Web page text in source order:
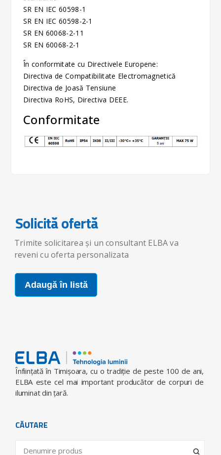
SR EN IEC 60598-1
SR EN IEC 60598-2-1
SR EN 60068-2-11
SR EN 60068-2-1
În conformitate cu Directivele Europene:
Directiva de Compatibilitate Electromagnetică
Directiva de Joasă Tensiune
Directiva RoHS, Directiva DEEE.
Conformitate
Solicită ofertă
Trimite solicitarea și un consultant ELBA va
reveni cu oferta personalizata
Adaugă în listă
Înfiinţată în Timişoara, cu o tradiţie de peste 100 de ani,
ELBA este cel mai important producător de corpuri de
iluminat din ţară.
CĂUTARE